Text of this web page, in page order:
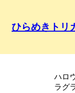
ひらめきトリ
ハロ
ラグ